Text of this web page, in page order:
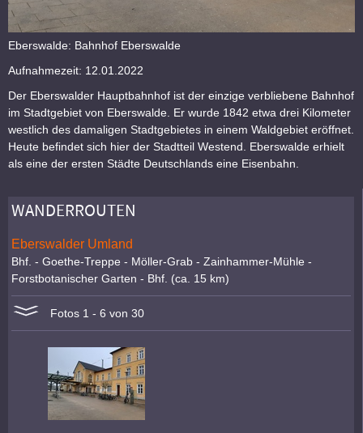
Eberswalde: Bahnhof Eberswalde
Aufnahmezeit: 12.01.2022
Der Eberswalder Hauptbahnhof ist der einzige verbliebene Bahnhof
im Stadtgebiet von Eberswalde. Er wurde 1842 etwa drei Kilometer
westlich des damaligen Stadtgebietes in einem Waldgebiet eröffnet.
Heute befindet sich hier der Stadtteil Westend. Eberswalde erhielt
als eine der ersten Städte Deutschlands eine Eisenbahn.
WANDERROUTEN
Eberswalder Umland
Bhf. - Goethe-Treppe - Möller-Grab - Zainhammer-Mühle -
Forstbotanischer Garten - Bhf. (ca. 15 km)
Fotos 1 - 6 von 30